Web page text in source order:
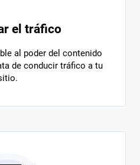
el tráfico
al poder del contenido
de conducir tráfico a tu